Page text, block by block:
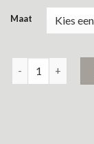
Maat